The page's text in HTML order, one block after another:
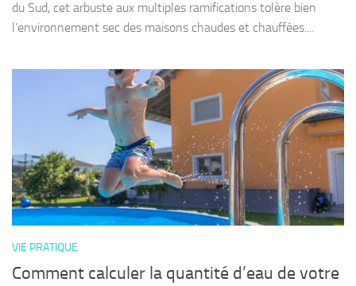
du Sud, cet arbuste aux multiples ramifications tolère bien
l’environnement sec des maisons chaudes et chauffées....
VIE PRATIQUE
Comment calculer la quantité d’eau de votre